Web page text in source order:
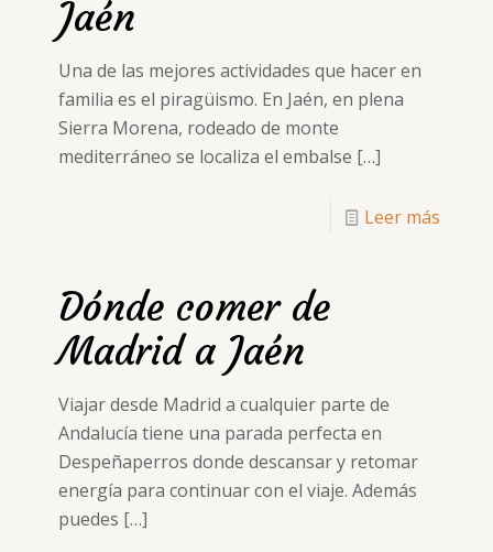
Jaén
Una de las mejores actividades que hacer en
familia es el piragüismo. En Jaén, en plena
Sierra Morena, rodeado de monte
mediterráneo se localiza el embalse […]
Leer más
Dónde comer de
Madrid a Jaén
Viajar desde Madrid a cualquier parte de
Andalucía tiene una parada perfecta en
Despeñaperros donde descansar y retomar
energía para continuar con el viaje. Además
puedes […]